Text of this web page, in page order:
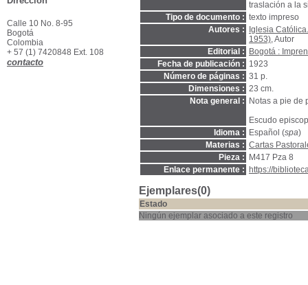
traslación a la
Tipo de documento : texto impreso
Autores :
Iglesia
1953), Autor
Editorial :
Bogotá :
Fecha de publicación : 1923
Número de páginas : 31 p.
Dimensiones : 23 cm.
Nota general :
Notas a pie de
Escudo
Idioma :
Español (spa)
Materias : Cartas
Pieza :
M417 Pza 8
Enlace permanente :
https://
Ejemplares(0)
Estado
Ningún ejemplar asociado a este registro
Calle 10 No. 8-95
Bogotá
Colombia
+ 57 (1) 7420848 Ext. 108
contacto